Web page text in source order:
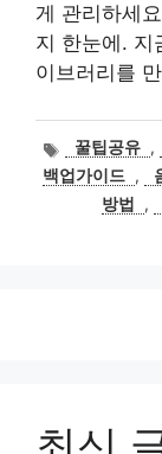
게 관리하세
지 한눈에. 지
이브러리를
태
그
꿀팁공유 ,
백업가이드 ,
방법
,